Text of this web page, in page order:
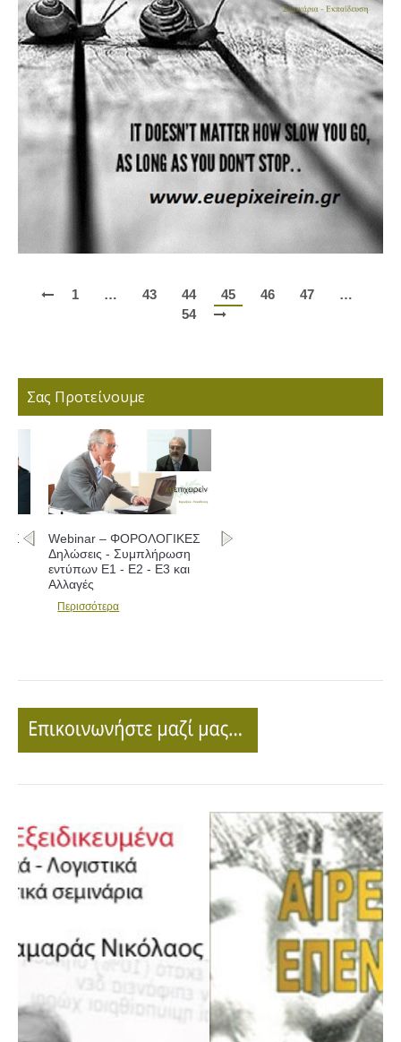
1 … 43 44 45 46 47
…
54
Σας Προτείνουμε
Webinar – ΦΟΡΟΛΟΓΙΚΕΣ
Δηλώσεις - Συμπλήρωση
εντύπων Ε1 - Ε2 - Ε3 και
Αλλαγές
Περισσότερα